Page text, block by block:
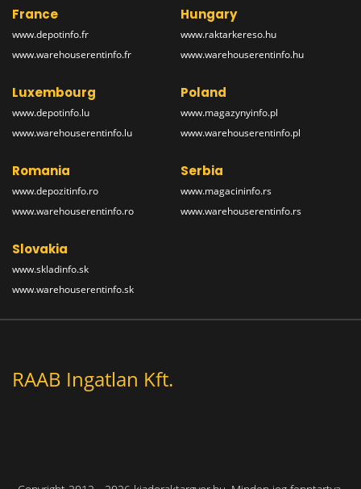
France
www.depotinfo.fr
www.warehouserentinfo.fr
Hungary
www.raktarkereso.hu
www.warehouserentinfo.hu
Luxembourg
www.depotinfo.lu
www.warehouserentinfo.lu
Poland
www.magazynyinfo.pl
www.warehouserentinfo.pl
Romania
www.depozitinfo.ro
www.warehouserentinfo.ro
Serbia
www.magacininfo.rs
www.warehouserentinfo.rs
Slovakia
www.skladinfo.sk
www.warehouserentinfo.sk
RAAB Ingatlan Kft.